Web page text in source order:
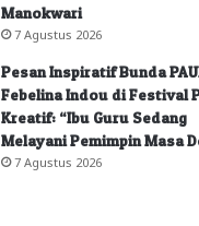
Manokwari
7 Agustus 2026
Pesan Inspiratif Bunda
Febelina Indou di Festival
Kreatif: “Ibu Guru Sedang
Melayani Pemimpin Masa
7 Agustus 2026